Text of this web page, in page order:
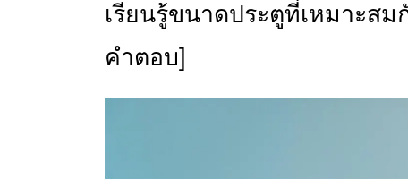
เรียนรู้ขนาดประตูที่เหมาะส
คำตอบ]